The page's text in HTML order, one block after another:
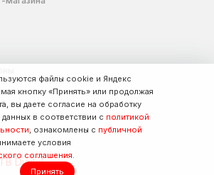
Digital
файлы cookie и Яндекс
кнопку «Принять» или продолжая
вы даете согласие на обработку
в соответствии с политикой
, ознакомлены с публичной
условия
соглашения.
Принять